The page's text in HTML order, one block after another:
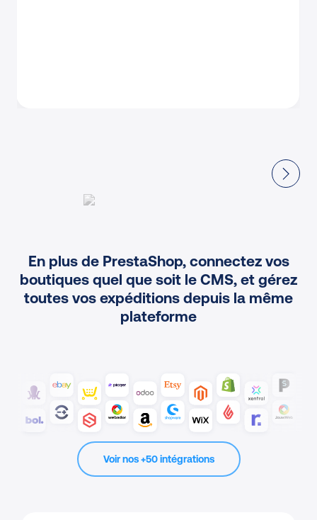
En plus de PrestaShop, connectez vos
boutiques quel que soit le CMS, et gérez
toutes vos expéditions depuis la même
plateforme
Voir nos +50 intégrations